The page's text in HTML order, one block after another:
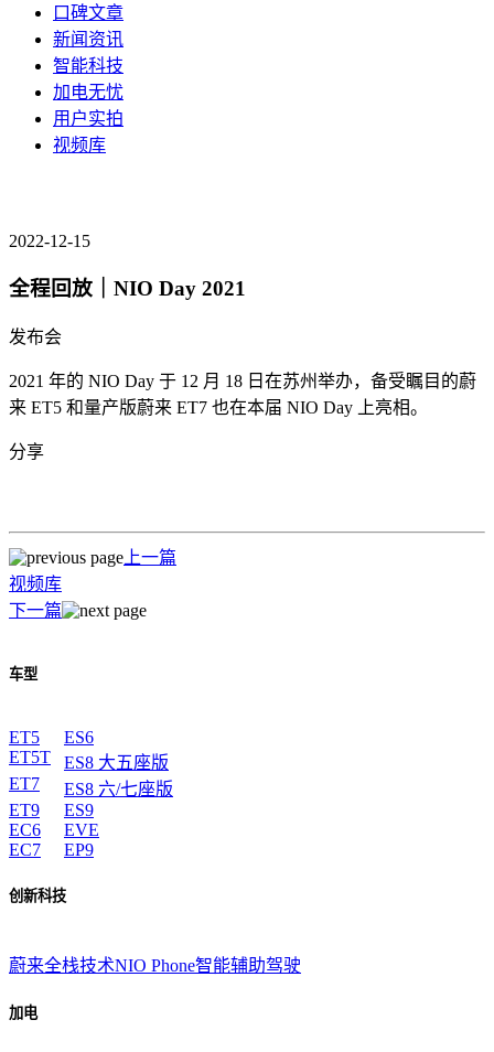
口碑文章
新闻资讯
智能科技
加电无忧
用户实拍
视频库
2022-12-15
全程回放｜NIO Day 2021
发布会
2021 年的 NIO Day 于 12 月 18 日在苏州举办，备受瞩目的蔚
来 ET5 和量产版蔚来 ET7 也在本届 NIO Day 上亮相。
分享
上一篇
视频库
下一篇
车型
ET5
ET5T
ET7
ET9
EC6
EC7
ES6
ES8 大五座版
ES8 六/七座版
ES9
EVE
EP9
创新科技
蔚来全栈技术NIO Phone智能辅助驾驶
加电